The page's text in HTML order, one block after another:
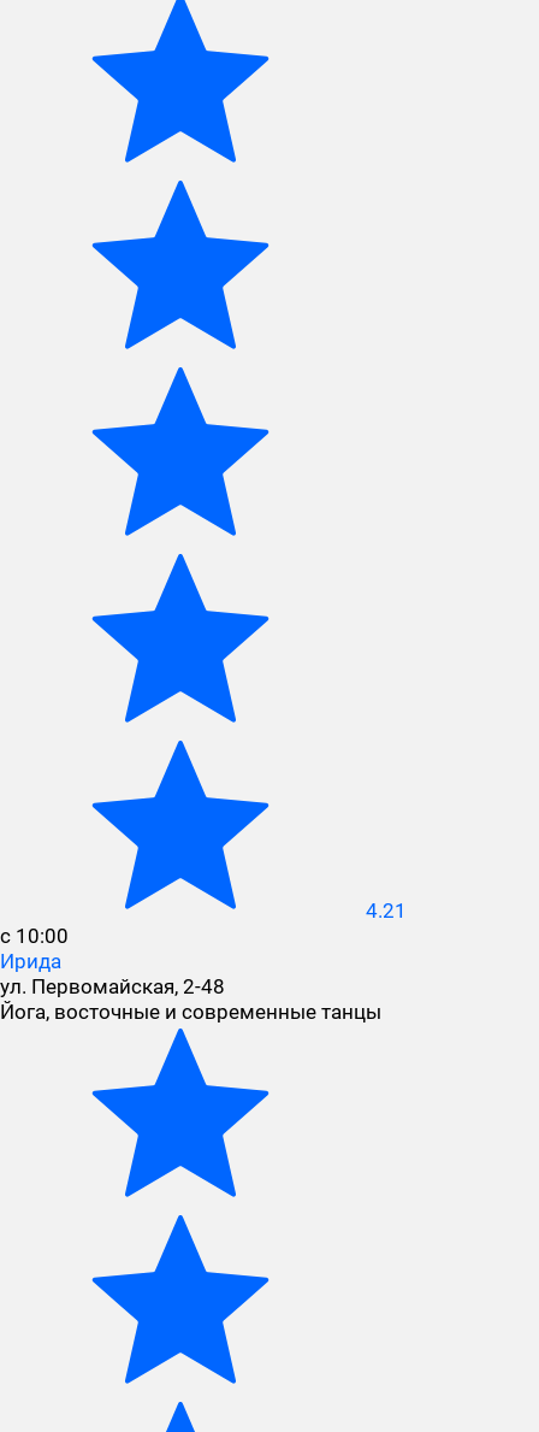
4.21
с 10:00
Ирида
ул. Первомайская, 2-48
Йога, восточные и современные танцы